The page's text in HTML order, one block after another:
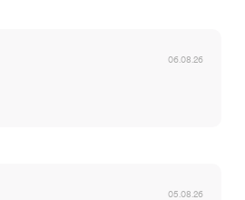
06.08.26
05.08.26